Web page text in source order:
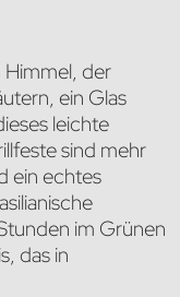
der
ein Glas
leichte
sind mehr
ein echtes
im Grünen
das in